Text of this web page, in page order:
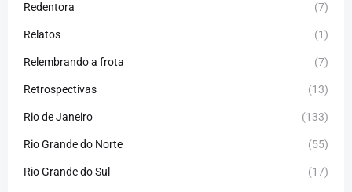
Redentora (7)
Relatos (1)
Relembrando a frota (7)
Retrospectivas (13)
Rio de Janeiro (133)
Rio Grande do Norte (55)
Rio Grande do Sul (17)